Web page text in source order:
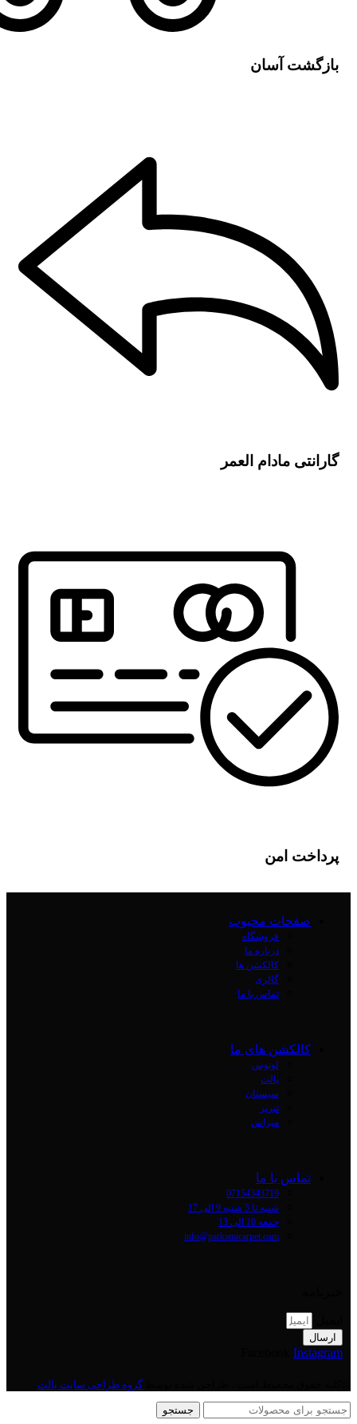
بازگشت آسان
گارانتی مادام العمر
پرداخت امن
صفحات محبوب
فروشگاه
درباره ما
کالکشن ها
گالری
تماس با ما
کالکشن های ما
لوتوس
پالت
سیستان
تبریز
میراس
تماس با ما
07154343719
شنبه تا 5 شنبه 9 الی 17
جمعه 10 الی 13
info@parkamicarpet.com
ارسال
Instagram
@کلیه حقوق محفوظ است ، طراحی شده توسطگروه طراحی سایت پالت
جستجو